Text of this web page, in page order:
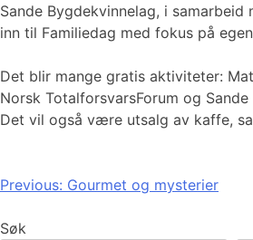
Sande Bygdekvinnelag, i
inn til Familiedag med fokus på
Det blir mange gratis aktiviteter:
Norsk TotalforsvarsForum og
Det vil også være utsalg av kaffe,
Innleggsnavigasjon
Previous: Gourmet og mysterier
Søk